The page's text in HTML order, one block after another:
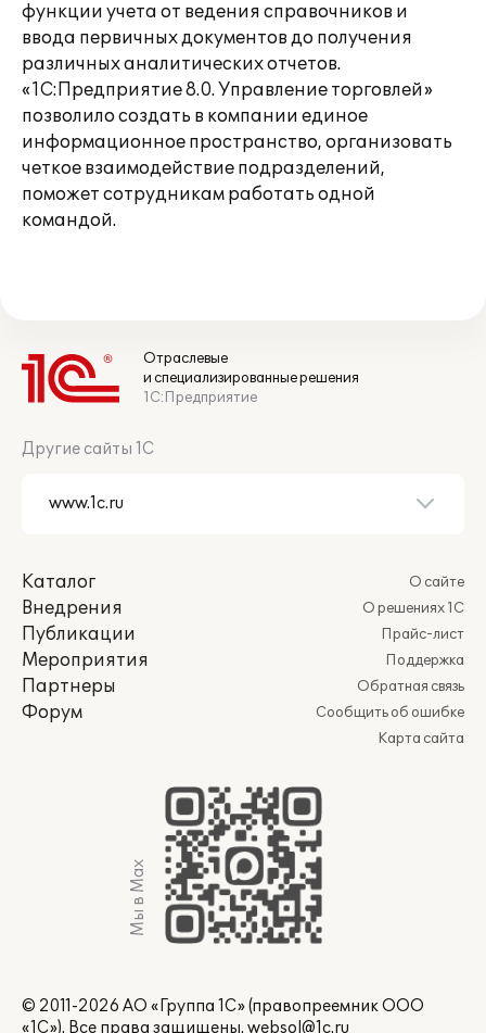
функции учета от ведения справочников и
ввода первичных документов до получения
различных аналитических отчетов.
«1С:Предприятие 8.0. Управление торговлей»
позволило создать в компании единое
информационное пространство, организовать
четкое взаимодействие подразделений,
поможет сотрудникам работать одной
командой.
Отраслевые
и специализированные решения
1С:Предприятие
Другие сайты 1С
Каталог
Внедрения
Публикации
Мероприятия
Партнеры
Форум
О сайте
О решениях 1С
Прайс-лист
Поддержка
Обратная связь
Сообщить об ошибке
Карта сайта
Мы в Max
© 2011-2026 АО «Группа 1С» (правопреемник ООО
«1С»). Все права защищены. websol@1c.ru